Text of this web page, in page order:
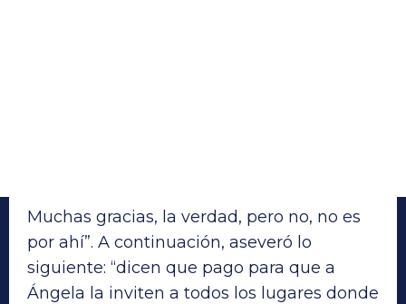
Muchas gracias, la verdad, pero no, no es
por ahí”. A continuación, aseveró lo
siguiente: “dicen que pago para que a
Ángela la inviten a todos los lugares donde